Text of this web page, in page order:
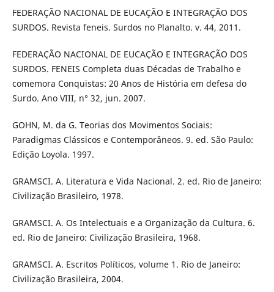
FEDERAÇÃO NACIONAL DE EUCAÇÃO E INTEGRAÇÃO DOS
SURDOS. Revista feneis. Surdos no Planalto. v. 44, 2011.
FEDERAÇÃO NACIONAL DE EUCAÇÃO E INTEGRAÇÃO DOS
SURDOS. FENEIS Completa duas Décadas de Trabalho e
comemora Conquistas: 20 Anos de História em defesa do
Surdo. Ano VIII, n° 32, jun. 2007.
GOHN, M. da G. Teorias dos Movimentos Sociais:
Paradigmas Clássicos e Contemporâneos. 9. ed. São Paulo:
Edição Loyola. 1997.
GRAMSCI. A. Literatura e Vida Nacional. 2. ed. Rio de Janeiro:
Civilização Brasileiro, 1978.
GRAMSCI. A. Os Intelectuais e a Organização da Cultura. 6.
ed. Rio de Janeiro: Civilização Brasileira, 1968.
GRAMSCI. A. Escritos Políticos, volume 1. Rio de Janeiro:
Civilização Brasileira, 2004.